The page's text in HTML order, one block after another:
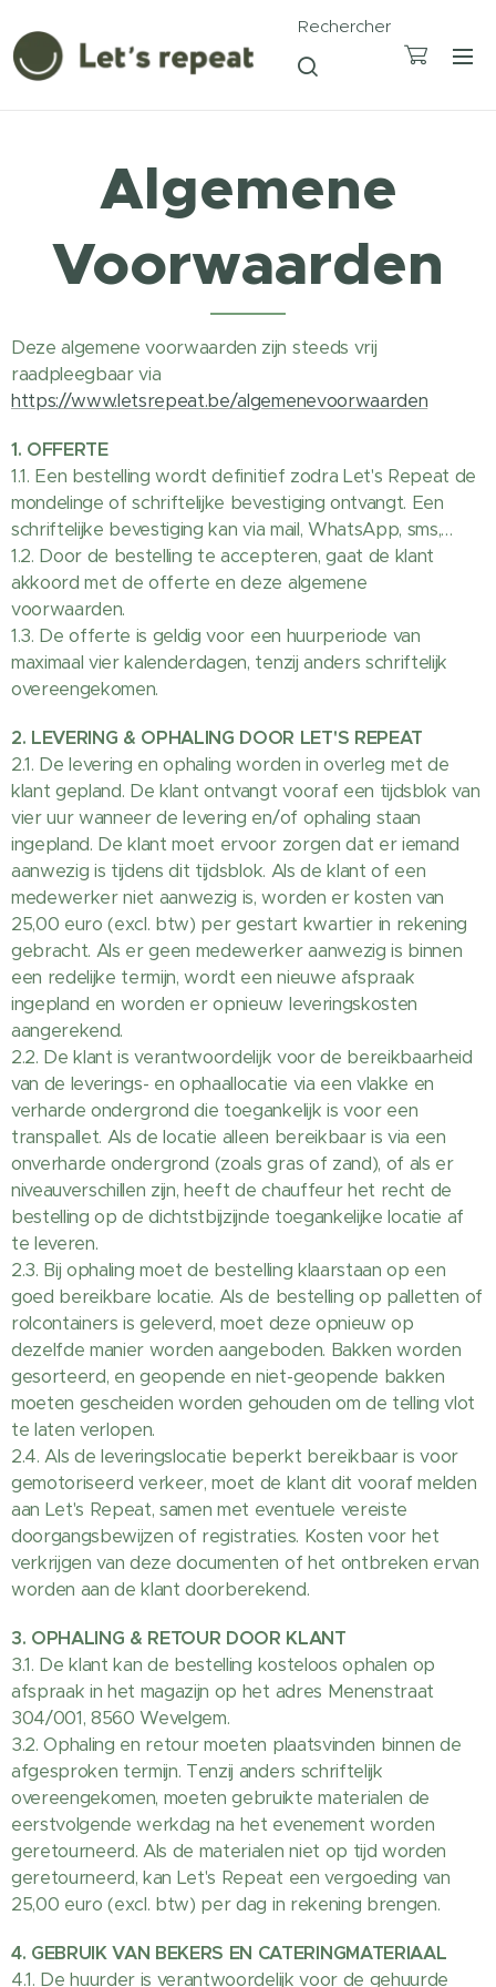
Rechercher
Algemene
Voorwaarden
Deze algemene voorwaarden zijn steeds vrij
raadpleegbaar via
https://www.letsrepeat.be/algemenevoorwaarden
1. OFFERTE
1.1. Een bestelling wordt definitief zodra Let's Repeat de
mondelinge of schriftelijke bevestiging ontvangt. Een
schriftelijke bevestiging kan via mail, WhatsApp, sms,…
1.2. Door de bestelling te accepteren, gaat de klant
akkoord met de offerte en deze algemene
voorwaarden.
1.3. De offerte is geldig voor een huurperiode van
maximaal vier kalenderdagen, tenzij anders schriftelijk
overeengekomen.
2. LEVERING & OPHALING DOOR LET'S REPEAT
2.1. De levering en ophaling worden in overleg met de
klant gepland. De klant ontvangt vooraf een tijdsblok van
vier uur wanneer de levering en/of ophaling staan
ingepland. De klant moet ervoor zorgen dat er iemand
aanwezig is tijdens dit tijdsblok. Als de klant of een
medewerker niet aanwezig is, worden er kosten van
25,00 euro (excl. btw) per gestart kwartier in rekening
gebracht. Als er geen medewerker aanwezig is binnen
een redelijke termijn, wordt een nieuwe afspraak
ingepland en worden er opnieuw leveringskosten
aangerekend.
2.2. De klant is verantwoordelijk voor de bereikbaarheid
van de leverings- en ophaallocatie via een vlakke en
verharde ondergrond die toegankelijk is voor een
transpallet. Als de locatie alleen bereikbaar is via een
onverharde ondergrond (zoals gras of zand), of als er
niveauverschillen zijn, heeft de chauffeur het recht de
bestelling op de dichtstbijzijnde toegankelijke locatie af
te leveren.
2.3. Bij ophaling moet de bestelling klaarstaan op een
goed bereikbare locatie. Als de bestelling op palletten of
rolcontainers is geleverd, moet deze opnieuw op
dezelfde manier worden aangeboden. Bakken worden
gesorteerd, en geopende en niet-geopende bakken
moeten gescheiden worden gehouden om de telling vlot
te laten verlopen.
2.4. Als de leveringslocatie beperkt bereikbaar is voor
gemotoriseerd verkeer, moet de klant dit vooraf melden
aan Let's Repeat, samen met eventuele vereiste
doorgangsbewijzen of registraties. Kosten voor het
verkrijgen van deze documenten of het ontbreken ervan
worden aan de klant doorberekend.
3. OPHALING & RETOUR DOOR KLANT
3.1. De klant kan de bestelling kosteloos ophalen op
afspraak in het magazijn op het adres Menenstraat
304/001, 8560 Wevelgem.
3.2. Ophaling en retour moeten plaatsvinden binnen de
afgesproken termijn. Tenzij anders schriftelijk
overeengekomen, moeten gebruikte materialen de
eerstvolgende werkdag na het evenement worden
geretourneerd. Als de materialen niet op tijd worden
geretourneerd, kan Let's Repeat een vergoeding van
25,00 euro (excl. btw) per dag in rekening brengen.
4. GEBRUIK VAN BEKERS EN CATERINGMATERIAAL
4.1. De huurder is verantwoordelijk voor de gehuurde